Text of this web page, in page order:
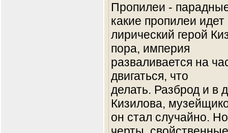
Пропилеи -
какие пропилеи идет
лирический герой
пора, империя
разваливается на
двигаться, что
делать. Разброд и в
Кизилова,
он стал случайно.